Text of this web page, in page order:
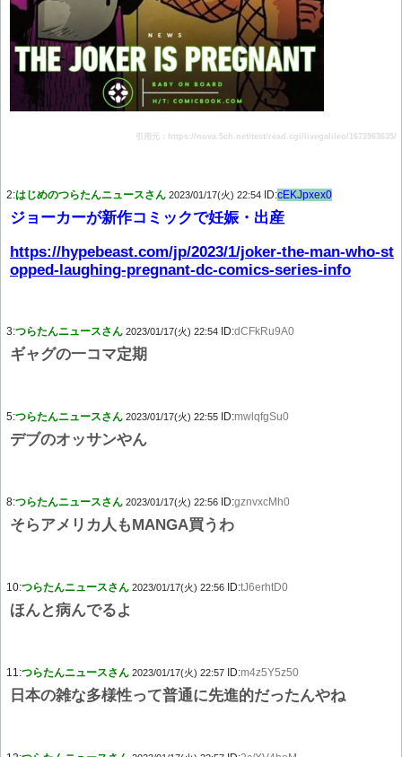
引用元：https://nova.5ch.net/test/read.cgi/livegalileo/1673963635/
2:はじめのつらたんニュースさん 2023/01/17(火) 22:54 ID:cEKJpxex0
ジョーカーが新作コミックで妊娠・出産
https://hypebeast.com/jp/2023/1/joker-the-man-who-st
opped-laughing-pregnant-dc-comics-series-info
3:つらたんニュースさん 2023/01/17(火) 22:54 ID:dCFkRu9A0
ギャグの一コマ定期
5:つらたんニュースさん 2023/01/17(火) 22:55 ID:mwlqfgSu0
デブのオッサンやん
8:つらたんニュースさん 2023/01/17(火) 22:56 ID:gznvxcMh0
そらアメリカ人もMANGA買うわ
10:つらたんニュースさん 2023/01/17(火) 22:56 ID:tJ6erhtD0
ほんと病んでるよ
11:つらたんニュースさん 2023/01/17(火) 22:57 ID:m4z5Y5z50
日本の雑な多様性って普通に先進的だったんやね